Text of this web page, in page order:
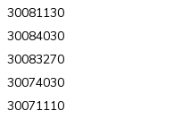
30081130
30084030
30083270
30074030
30071110